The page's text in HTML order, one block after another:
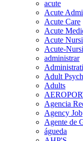
acute
Acute
Acute Care
Acute
Acute
Acute-
administrar
Adult
Adults
Agencia
Agency Job
Agente de
águeda